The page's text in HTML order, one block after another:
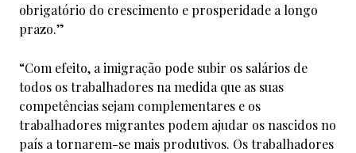
obrigatório do crescimento e prosperidade a longo
prazo.”
“Com efeito, a imigração pode subir os salários de
todos os trabalhadores na medida que as suas
competências sejam complementares e os
trabalhadores migrantes podem ajudar os nascidos no
país a tornarem-se mais produtivos. Os trabalhadores